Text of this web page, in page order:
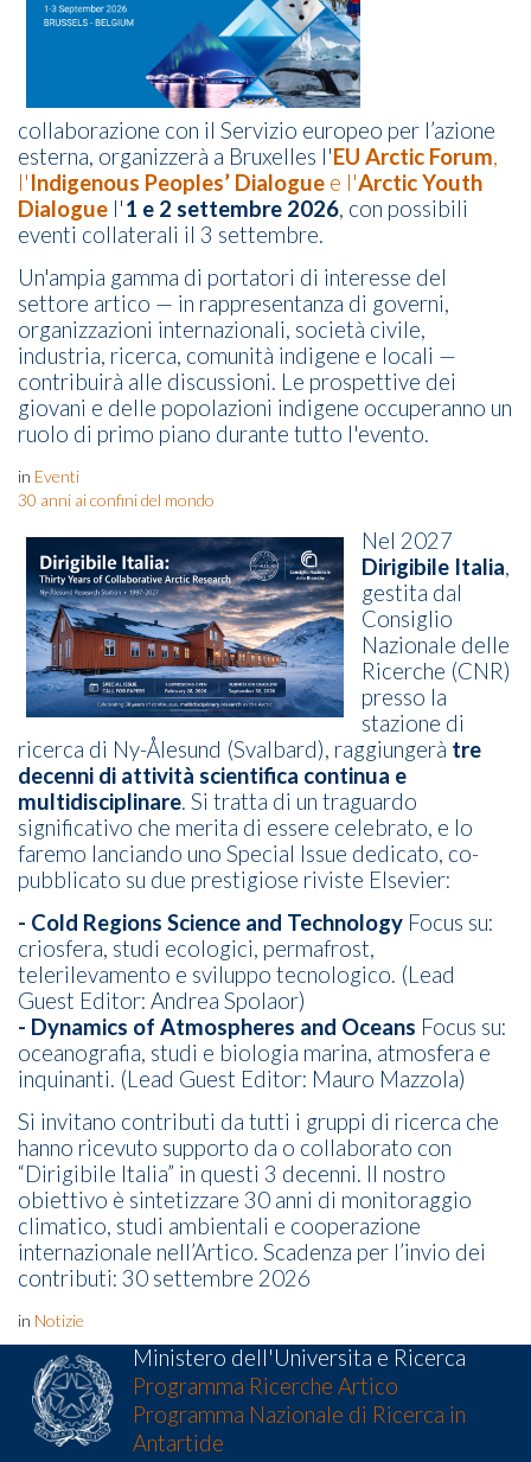
collaborazione con il Servizio europeo per l’azione
esterna, organizzerà a Bruxelles l'EU Arctic Forum,
l'Indigenous Peoples’ Dialogue e l'Arctic Youth
Dialogue l'1 e 2 settembre 2026, con possibili
eventi collaterali il 3 settembre.
Un'ampia gamma di portatori di interesse del
settore artico — in rappresentanza di governi,
organizzazioni internazionali, società civile,
industria, ricerca, comunità indigene e locali —
contribuirà alle discussioni. Le prospettive dei
giovani e delle popolazioni indigene occuperanno un
ruolo di primo piano durante tutto l'evento.
in Eventi
30 anni ai confini del mondo
Nel 2027
Dirigibile Italia,
gestita dal
Consiglio
Nazionale delle
Ricerche (CNR)
presso la
stazione di
ricerca di Ny-Ålesund (Svalbard), raggiungerà tre
decenni di attività scientifica continua e
multidisciplinare. Si tratta di un traguardo
significativo che merita di essere celebrato, e lo
faremo lanciando uno Special Issue dedicato, co-
pubblicato su due prestigiose riviste Elsevier:
- Cold Regions Science and Technology Focus su:
criosfera, studi ecologici, permafrost,
telerilevamento e sviluppo tecnologico. (Lead
Guest Editor: Andrea Spolaor)
- Dynamics of Atmospheres and Oceans Focus su:
oceanografia, studi e biologia marina, atmosfera e
inquinanti. (Lead Guest Editor: Mauro Mazzola)
Si invitano contributi da tutti i gruppi di ricerca che
hanno ricevuto supporto da o collaborato con
“Dirigibile Italia” in questi 3 decenni. Il nostro
obiettivo è sintetizzare 30 anni di monitoraggio
climatico, studi ambientali e cooperazione
internazionale nell’Artico. Scadenza per l’invio dei
contributi: 30 settembre 2026
in Notizie
Ministero dell'Universita e Ricerca
Programma Ricerche Artico
Programma Nazionale di Ricerca in
Antartide